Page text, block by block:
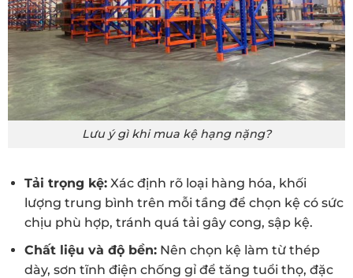
Lưu ý gì khi mua kệ hạng nặng?
Tải trọng kệ:Xác định rõ loại hàng hóa, khối
lượng trung bình trên mỗi tầng để chọn kệ có sức
chịu phù hợp, tránh quá tải gây cong, sập kệ.
Chất liệu và độ bền:Nên chọn kệ làm từ thép
dày, sơn tĩnh điện chống gỉ để tăng tuổi thọ, đặc